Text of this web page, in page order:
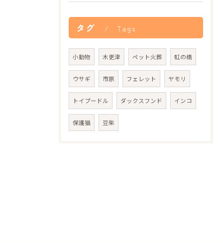
タグ Tags
小動物 木更津 ペット火葬 虹の橋
ウサギ 市原 フェレット ヤモリ
トイプードル ダックスフンド インコ
保護猫 豆柴